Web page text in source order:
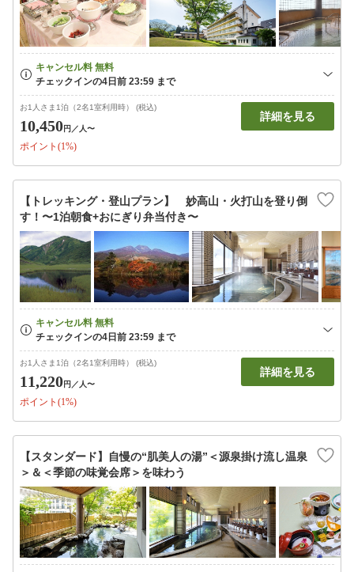
お1人さま1泊（2名1室利用時） (税込)
10,450円 ／人〜
ポイント(1%)
詳細を見る
【トレッキング・登山プラン】 妙高山・火打山を登り倒
す！〜1泊朝食+おにぎり弁当付き〜
お1人さま1泊（2名1室利用時） (税込)
11,220円 ／人〜
ポイント(1%)
詳細を見る
【スタンダード】自慢の“肌美人の湯”＜源泉掛け流し温泉
＞＆＜季節の味覚会席＞を味わう